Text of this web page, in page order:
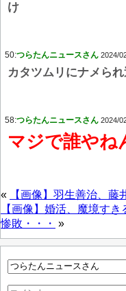
け
50:つらたんニュースさん 2024/
カタツムリにナメら
58:つらたんニュースさん 2024/
マジで誰やね
«
【画像】羽生善治、藤
【画像】婚活、魔境す
惨敗・・・ »